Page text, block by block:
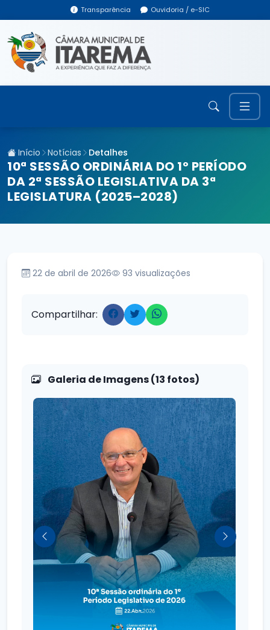
Transparência Ouvidoria / e-SIC
Início Notícias Detalhes
10ª SESSÃO ORDINÁRIA DO 1º PERÍODO
DA 2ª SESSÃO LEGISLATIVA DA 3ª
LEGISLATURA (2025–2028)
22 de abril de 2026 93 visualizações
Compartilhar:
Galeria de Imagens (13 fotos)